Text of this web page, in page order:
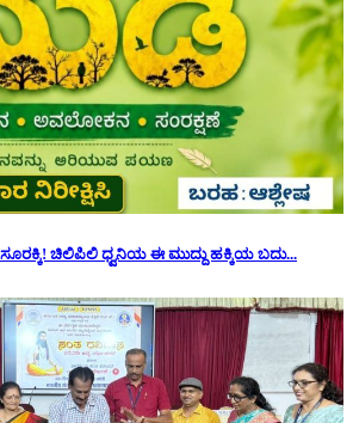
ಚಿಲಿಪಿಲಿ ಧ್ವನಿಯ ಈ ಮುದ್ದು ಹಕ್ಕಿಯ ಬದು...